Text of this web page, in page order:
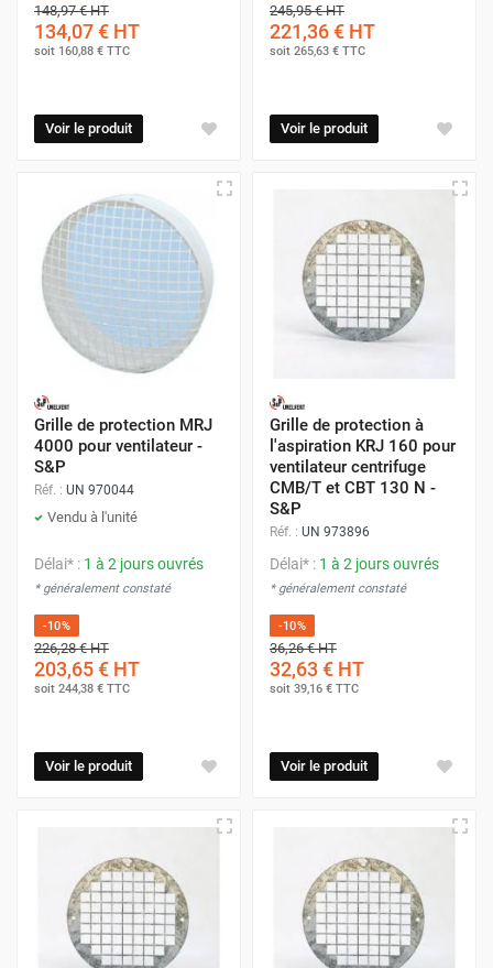
148,97 €HT
134,07 € HT
soit 160,88 € TTC
Voir le produit
245,95 €HT
221,36 € HT
soit 265,63 € TTC
Voir le produit
Grille de protection MRJ
4000 pour ventilateur -
S&P
Réf. : UN 970044
Vendu à l'unité
Délai* : 1 à 2 jours ouvrés
* généralement constaté
-10%
226,28 €HT
203,65 € HT
soit 244,38 € TTC
Voir le produit
Grille de protection à
l'aspiration KRJ 160 pour
ventilateur centrifuge
CMB/T et CBT 130 N -
S&P
Réf. : UN 973896
Délai* : 1 à 2 jours ouvrés
* généralement constaté
-10%
36,26 €HT
32,63 € HT
soit 39,16 € TTC
Voir le produit